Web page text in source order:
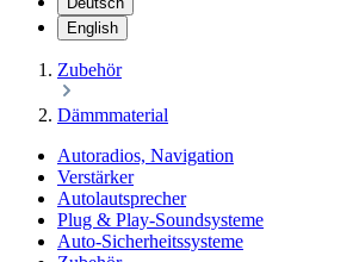
English
Zubehör
Dämmmaterial
Autoradios, Navigation
Verstärker
Autolautsprecher
Plug & Play-Soundsysteme
Auto-Sicherheitssysteme